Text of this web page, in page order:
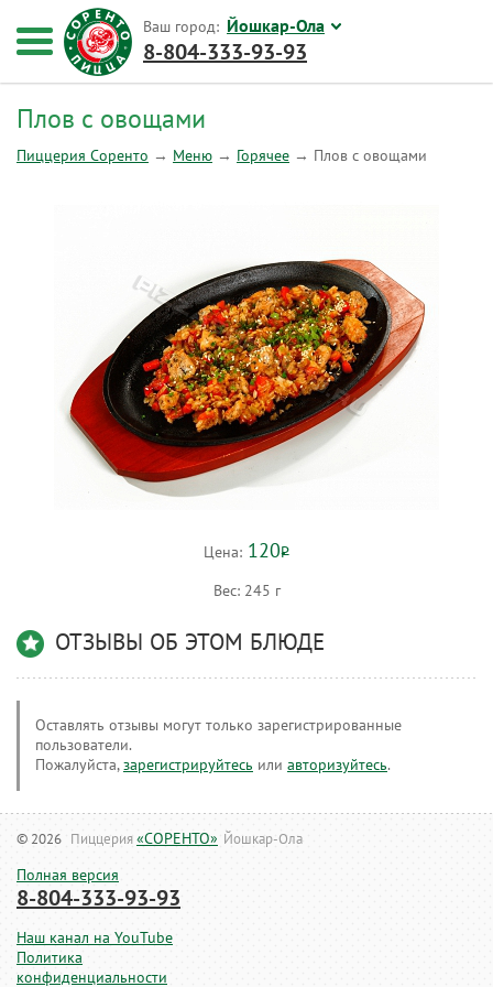
Плов с овощами
Пиццерия Соренто → Меню → Горячее → Плов с овощами
Цена: 120Р
Вес: 245 г
ОТЗЫВЫ ОБ ЭТОМ БЛЮДЕ
Оставлять отзывы могут только зарегистрированные
пользователи.
Пожалуйста,зарегистрируйтесь или авторизуйтесь.
© 2026 Пиццерия«СОРЕНТО» Йошкар-Ола
Полная версия
8-804-333-93-93
Наш канал на YouTube
Политика
конфиденциальности
Ваш город: Йошкар-Ола
8-804-333-93-93